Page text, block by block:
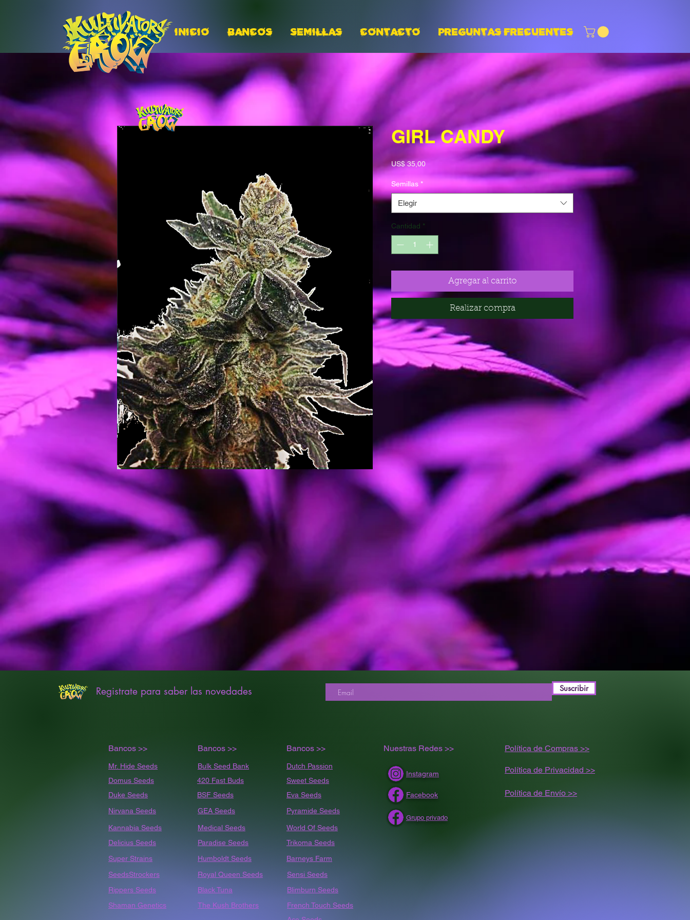
INICIO BANCOS Semillas CONTACTO PREGUNTAS FRECUENTES
GIRL CANDY
US$ 35,00Precio
Semillas *
Elegir
Cantidad *
Agregar al carrito
Realizar compra
Registrate para saber las novedades Suscribir
Bancos >> Bancos >> Bancos >> Nuestras Redes >> Política de Compras >>
Mr. Hide Seeds
Domus Seeds
Duke Seeds
Nirvana Seeds
Kannabia Seeds
Delicius Seeds
Super Strains
SeedsStrockers
Rippers Seeds
Shaman Genetics
Bulk Seed Bank
420 Fast Buds
BSF Seeds
GEA Seeds
Medical Seeds
Paradise Seeds
Humboldt Seeds
Royal Queen Seeds
Black Tuna
The Kush Brothers
Dutch Passion
Sweet Seeds
Eva Seeds
Pyramide Seeds
World Of Seeds
Trikoma Seeds
Barneys Farm
Sensi Seeds
Blimburn Seeds
French Touch Seeds
Instagram
Facebook
Grupo privado
Política de Privacidad >>
Política de Envío >>